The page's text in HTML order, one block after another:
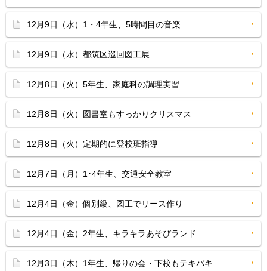
12月9日（水）1・4年生、5時間目の音楽
12月9日（水）都筑区巡回図工展
12月8日（火）5年生、家庭科の調理実習
12月8日（火）図書室もすっかりクリスマス
12月8日（火）定期的に登校班指導
12月7日（月）1･4年生、交通安全教室
12月4日（金）個別級、図工でリース作り
12月4日（金）2年生、キラキラあそびランド
12月3日（木）1年生、帰りの会・下校もテキパキ